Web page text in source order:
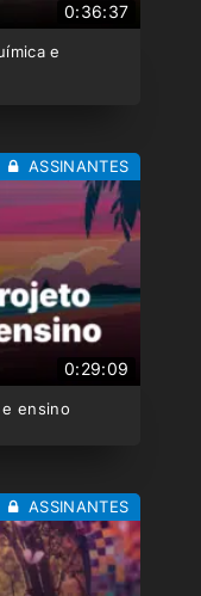
0:36:37
e
0:29:09
ensino
ASSINANTES
ASSINANTES